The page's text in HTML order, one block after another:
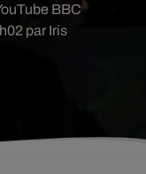
par Iris
BBC